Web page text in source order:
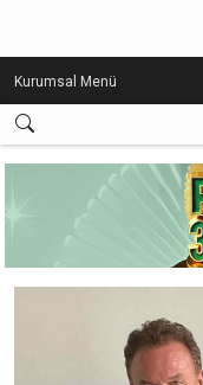
Kurumsal Menü